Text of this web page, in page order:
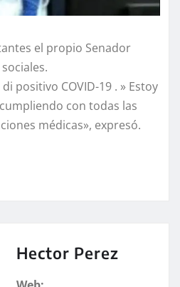
el propio Senador
positivo COVID-19 . » Estoy
con todas las
médicas», expresó.
Hector Perez